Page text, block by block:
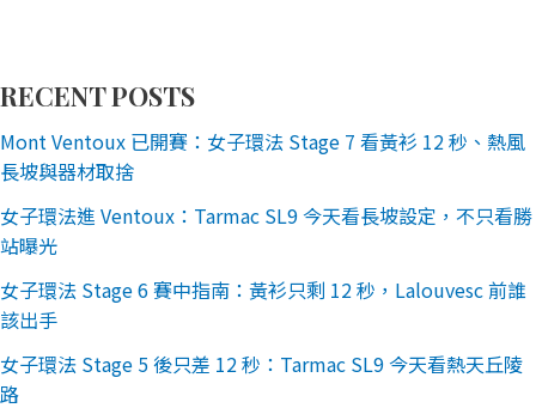
RECENT POSTS
Mont Ventoux 已開賽：女子環法 Stage 7 看黃衫 12 秒、熱風
長坡與器材取捨
女子環法進 Ventoux：Tarmac SL9 今天看長坡設定，不只看勝
站曝光
女子環法 Stage 6 賽中指南：黃衫只剩 12 秒，Lalouvesc 前誰
該出手
女子環法 Stage 5 後只差 12 秒：Tarmac SL9 今天看熱天丘陵
路